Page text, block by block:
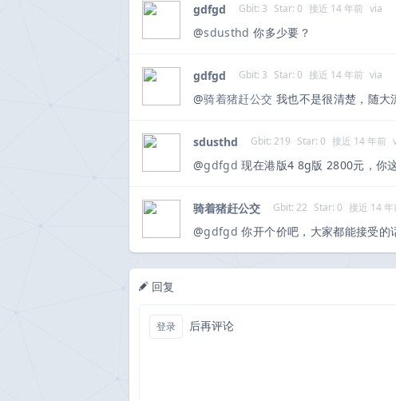
gdfgd Gbit: 3 Star: 0 接近 14 年前 via
@sdusthd 你多少要？
gdfgd Gbit: 3 Star: 0 接近 14 年前 via
@骑着猪赶公交 我也不是很清楚，随大
sdusthd Gbit: 219 Star: 0 接近 14 年前
@gdfgd 现在港版4 8g版 2800元，你
骑着猪赶公交 Gbit: 22 Star: 0 接近 14 年
@gdfgd 你开个价吧，大家都能接受的
回复
登录 后再评论